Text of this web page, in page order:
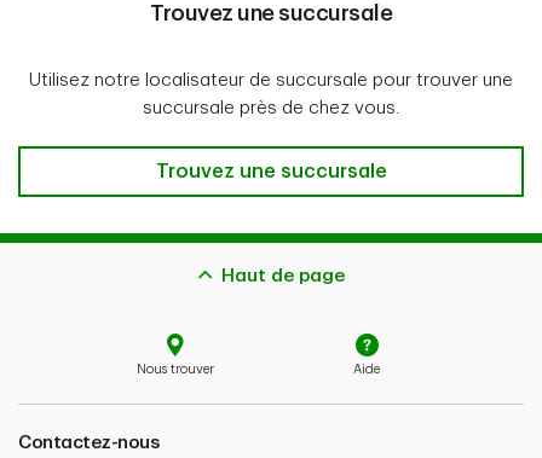
Trouvez une succursale
Utilisez notre localisateur de succursale pour trouver une
succursale près de chez vous.
Trouvez une succursale
Trouvez une succursale
Haut de page
Nous trouver Aide
Contactez-nous